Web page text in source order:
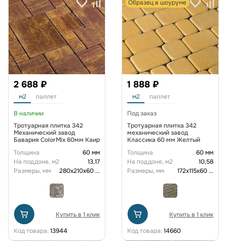
2 688 ₽
м2 паллет
В наличии
Тротуарная плитка 342
Механический завод
Бавария ColorMix 60мм Каир
Толщина
60 мм
На поддоне, м2
13,17
Размеры, мм
280х210х60...
Купить в 1 клик
Код товара: 13944
Образец в шоуруме
1 888 ₽
м2 паллет
Под заказ
Тротуарная плитка 342
механический завод
Классика 60 мм Желтый
Толщина
60 мм
На поддоне, м2
10,58
Размеры, мм
172х115х60...
Купить в 1 клик
Код товара: 14660